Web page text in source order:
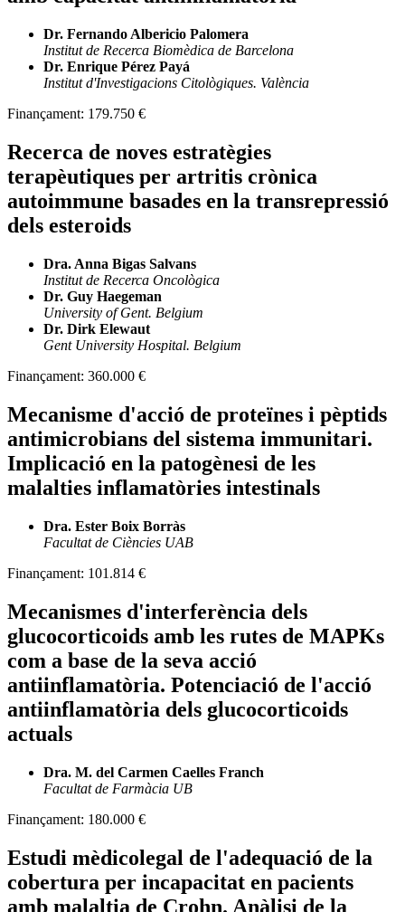
Dr. Fernando Albericio Palomera
Institut de Recerca Biomèdica de Barcelona
Dr. Enrique Pérez Payá
Institut d'Investigacions Citològiques. València
Finançament: 179.750 €
Recerca de noves estratègies
terapèutiques per artritis crònica
autoimmune basades en la transrepressió
dels esteroids
Dra. Anna Bigas Salvans
Institut de Recerca Oncològica
Dr. Guy Haegeman
University of Gent. Belgium
Dr. Dirk Elewaut
Gent University Hospital. Belgium
Finançament: 360.000 €
Mecanisme d'acció de proteïnes i pèptids
antimicrobians del sistema immunitari.
Implicació en la patogènesi de les
malalties inflamatòries intestinals
Dra. Ester Boix Borràs
Facultat de Ciències UAB
Finançament: 101.814 €
Mecanismes d'interferència dels
glucocorticoids amb les rutes de MAPKs
com a base de la seva acció
antiinflamatòria. Potenciació de l'acció
antiinflamatòria dels glucocorticoids
actuals
Dra. M. del Carmen Caelles Franch
Facultat de Farmàcia UB
Finançament: 180.000 €
Estudi mèdicolegal de l'adequació de la
cobertura per incapacitat en pacients
amb malaltia de Crohn. Anàlisi de la